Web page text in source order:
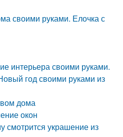
своими руками. Елочка с
интерьера своими руками.
год своими руками из
дома
окон
смотрится украшение из